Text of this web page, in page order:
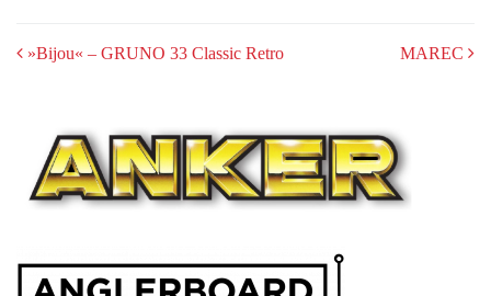
POST
»Bijou« – GRUNO 33 Classic Retro MAREC